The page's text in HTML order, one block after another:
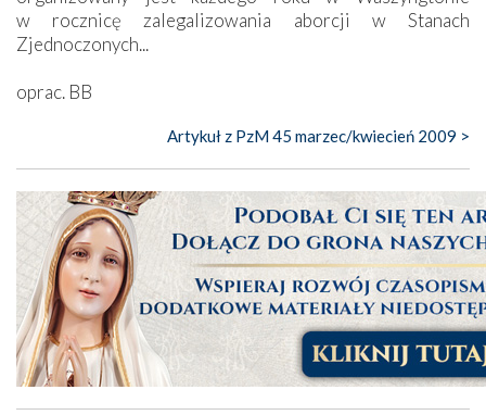
w rocznicę zalegalizowania aborcji w Stanach
Zjednoczonych...
oprac. BB
Artykuł z PzM 45 marzec/kwiecień 2009 >